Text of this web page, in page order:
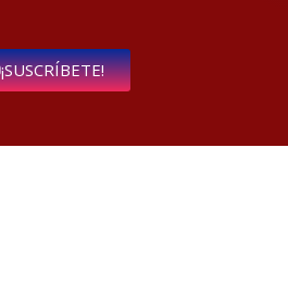
¡SUSCRÍBETE!